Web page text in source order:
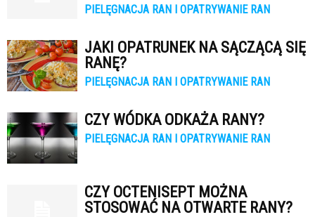
PIELĘGNACJA RAN I OPATRYWANIE RAN
JAKI OPATRUNEK NA SĄCZĄCĄ SIĘ
RANĘ?
PIELĘGNACJA RAN I OPATRYWANIE RAN
CZY WÓDKA ODKAŻA RANY?
PIELĘGNACJA RAN I OPATRYWANIE RAN
CZY OCTENISEPT MOŻNA
STOSOWAĆ NA OTWARTE RANY?